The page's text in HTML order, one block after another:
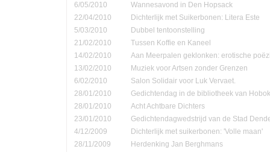
6/05/2010
Wannesavond in Den Hopsack
22/04/2010
Dichterlijk met Suikerbonen: Litera Este
5/03/2010
Dubbel tentoonstelling
21/02/2010
Tussen Koffie en Kaneel
14/02/2010
Aan Meerpalen geklonken: erotische
13/02/2010
Muziek voor Artsen zonder Grenzen
6/02/2010
Salon Solidair voor Luk Vervaet.
28/01/2010
Gedichtendag in de bibliotheek van
28/01/2010
Acht Achtbare Dichters
23/01/2010
Gedichtendagwedstrijd van de Stad
4/12/2009
Dichterlijk met suikerbonen: 'Volle maan'
28/11/2009
Herdenking Jan Berghmans